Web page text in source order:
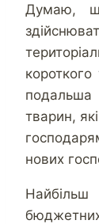
Думаю,
подальша
тварин,
нових